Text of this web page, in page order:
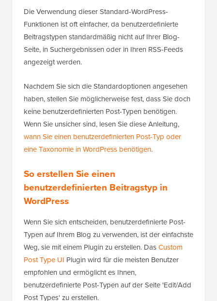
Die Verwendung dieser Standard-WordPress-
Funktionen ist oft einfacher, da benutzerdefinierte
Beitragstypen standardmäßig nicht auf Ihrer Blog-
Seite, in Suchergebnissen oder in Ihren RSS-Feeds
angezeigt werden.
Nachdem Sie sich die Standardoptionen angesehen
haben, stellen Sie möglicherweise fest, dass Sie doch
keine benutzerdefinierten Post-Typen benötigen.
Wenn Sie unsicher sind, lesen Sie diese Anleitung,
wann Sie einen benutzerdefinierten Post-Typ oder
eine Taxonomie in WordPress benötigen.
So erstellen Sie einen
benutzerdefinierten Beitragstyp in
WordPress
Wenn Sie sich entscheiden, benutzerdefinierte Post-
Typen auf Ihrem Blog zu verwenden, ist der einfachste
Weg, sie mit einem Plugin zu erstellen. DasCustom
Post Type UI Plugin wird für die meisten Benutzer
empfohlen und ermöglicht es Ihnen,
benutzerdefinierte Post-Typen auf der Seite 'Edit/Add
Post Types' zu erstellen.